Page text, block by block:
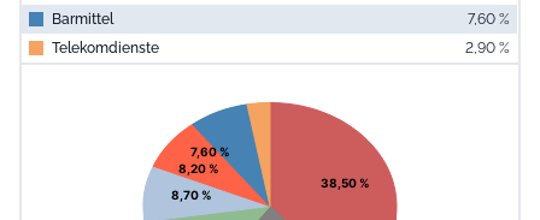
Barmittel
7,60 %
Telekomdienste
2,90 %
Pie chart with 7 slices.
View as data table, Chart
38,50 %
8,70 %
8,20 %
7,60 %